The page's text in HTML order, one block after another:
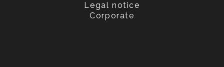
Legal notice
Corporate